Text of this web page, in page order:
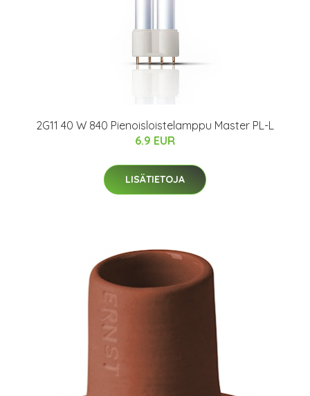
2G11 40 W 840 Pienoisloistelamppu Master PL-L
6.9 EUR
LISÄTIETOJA